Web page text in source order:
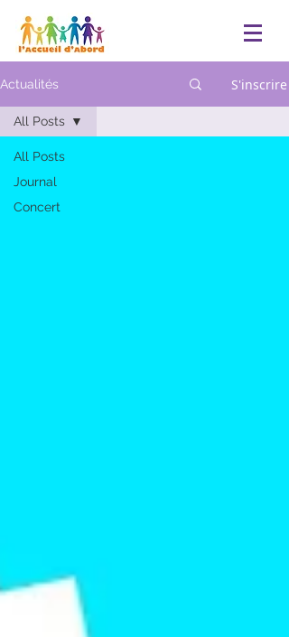
Actualités S'inscrire
All Posts
Journal
Concert
All Posts